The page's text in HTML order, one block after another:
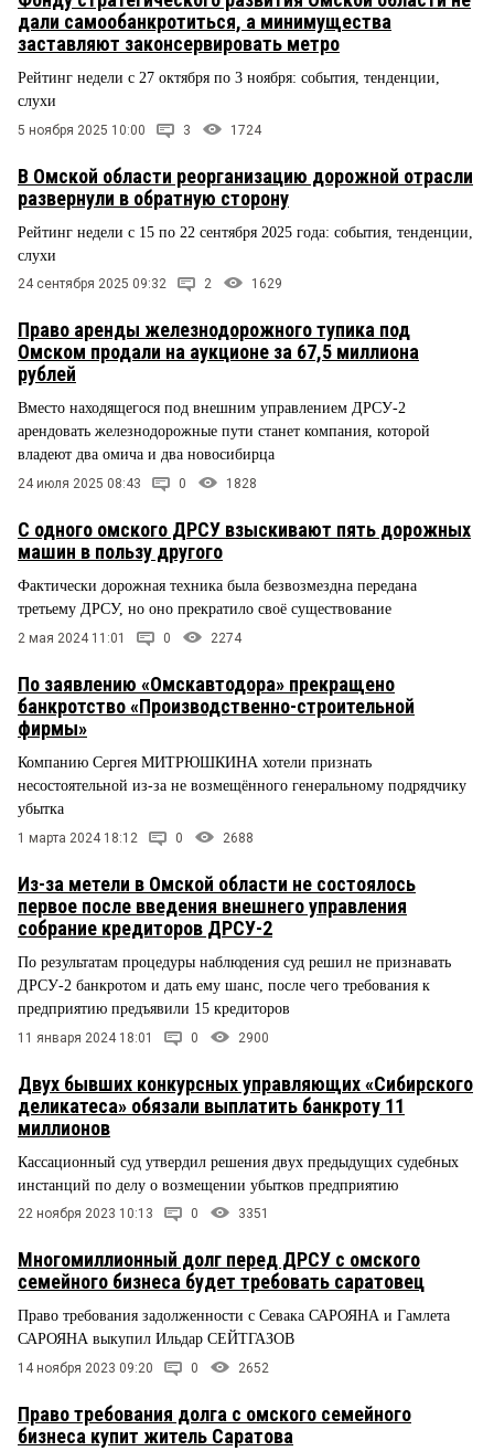
дали самообанкротиться, а минимущества
заставляют законсервировать метро
Рейтинг недели с 27 октября по 3 ноября: события, тенденции,
слухи
5 ноября 2025 10:00 3 1724
В Омской области реорганизацию дорожной отрасли
развернули в обратную сторону
Рейтинг недели с 15 по 22 сентября 2025 года: события, тенденции,
слухи
24 сентября 2025 09:32 2 1629
Право аренды железнодорожного тупика под
Омском продали на аукционе за 67,5 миллиона
рублей
Вместо находящегося под внешним управлением ДРСУ-2
арендовать железнодорожные пути станет компания, которой
владеют два омича и два новосибирца
24 июля 2025 08:43 0 1828
С одного омского ДРСУ взыскивают пять дорожных
машин в пользу другого
Фактически дорожная техника была безвозмездна передана
третьему ДРСУ, но оно прекратило своё существование
2 мая 2024 11:01 0 2274
По заявлению «Омскавтодора» прекращено
банкротство «Производственно-строительной
фирмы»
Компанию Сергея МИТРЮШКИНА хотели признать
несостоятельной из-за не возмещённого генеральному подрядчику
убытка
1 марта 2024 18:12 0 2688
Из-за метели в Омской области не состоялось
первое после введения внешнего управления
собрание кредиторов ДРСУ-2
По результатам процедуры наблюдения суд решил не признавать
ДРСУ-2 банкротом и дать ему шанс, после чего требования к
предприятию предъявили 15 кредиторов
11 января 2024 18:01 0 2900
Двух бывших конкурсных управляющих «Сибирского
деликатеса» обязали выплатить банкроту 11
миллионов
Кассационный суд утвердил решения двух предыдущих судебных
инстанций по делу о возмещении убытков предприятию
22 ноября 2023 10:13 0 3351
Многомиллионный долг перед ДРСУ с омского
семейного бизнеса будет требовать саратовец
Право требования задолженности с Севака САРОЯНА и Гамлета
САРОЯНА выкупил Ильдар СЕЙТГАЗОВ
14 ноября 2023 09:20 0 2652
Право требования долга с омского семейного
бизнеса купит житель Саратова